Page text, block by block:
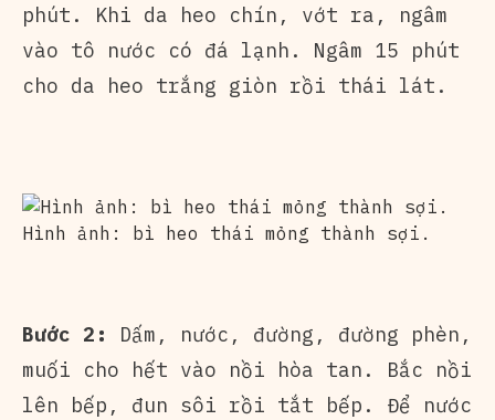
phút. Khi da heo chín, vớt ra, ngâm
vào tô nước có đá lạnh. Ngâm 15 phút
cho da heo trắng giòn rồi thái lát.
Hình ảnh: bì heo thái mỏng thành sợi.
Bước 2:
Dấm, nước, đường, đường phèn,
muối cho hết vào nồi hòa tan. Bắc nồi
lên bếp, đun sôi rồi tắt bếp. Để nước